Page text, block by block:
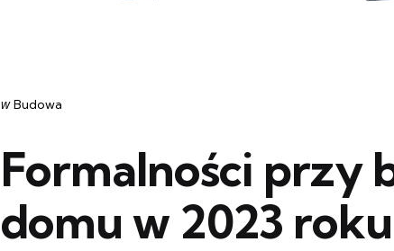
Categories
post
w Budowa
Formalności przy
domu w 2023 roku